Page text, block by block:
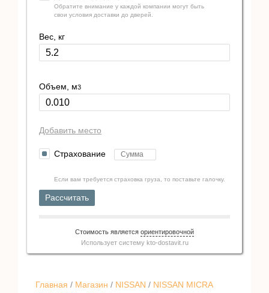
Главная / Магазин / NISSAN / NISSAN MICRA
Обратите внимание у каждой компании могут быть
свои условия доставки до дверей.
Вес, кг
Объем, м3
Добавить место
Страхование
Если вам требуется страховка груза, то поставьте галочку.
Рассчитать
Стоимость является ориентировочной
Использует систему kto-dostavit.ru